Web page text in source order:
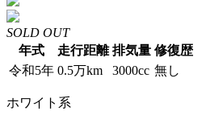
SOLD OUT
年式
走行距離 排気量 修復歴
令和5年 0.5万km 3000cc 無し
ホワイト系